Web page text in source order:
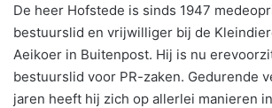
De heer Hofstede is sinds 1947
bestuurslid en vrijwilliger bij de
Aeikoer in Buitenpost. Hij is nu
bestuurslid voor PR-zaken. Gedurende
jaren heeft hij zich op allerlei manieren